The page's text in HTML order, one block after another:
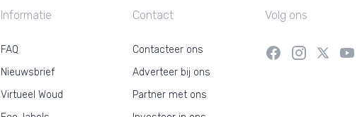
Informatie
FAQ
Nieuwsbrief
Virtueel Woud
Contact
Contacteer ons
Adverteer bij ons
Partner met ons
Volg ons